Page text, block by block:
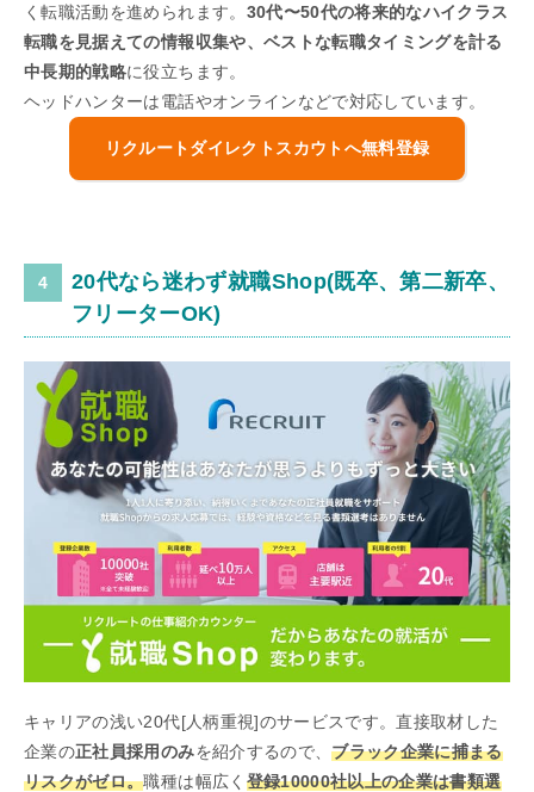
く転職活動を進められます。 30代〜50代の将来的なハイクラス
転職を見据えての情報収集や、ベストな転職タイミングを計る
中長期的戦略に役立ちます。
ヘッドハンターは電話やオンラインなどで対応しています。
リクルートダイレクトスカウトへ無料登録
20代なら迷わず就職Shop(既卒、第二新卒、
フリーターOK)
キャリアの浅い20代[人柄重視]のサービスです。直接取材した
企業の正社員採用のみを紹介するので、ブラック企業に捕まる
リスクがゼロ。職種は幅広く 登録10000社以上の企業は書類選